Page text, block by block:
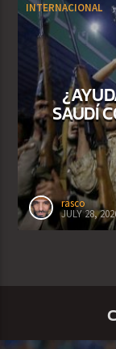
INTERNACIONAL
SAUDÍ
rasco
JULY 28,